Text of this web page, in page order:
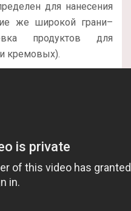
для нанесения
же широкой грани–
продуктов для
кремовых).